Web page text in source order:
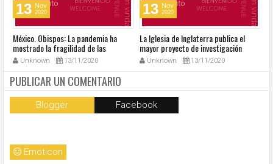
13 Nov
2020
México. Obispos: La pandemia ha
mostrado la fragilidad de las
estructuras del país
Unknown 13/11/2020
13 Nov
2020
La Iglesia de Inglaterra publica el
mayor proyecto de investigación
sobre sexualidad
Unknown 13/11/2020
PUBLICAR UN COMENTARIO
Blogger Facebook
Emoticon